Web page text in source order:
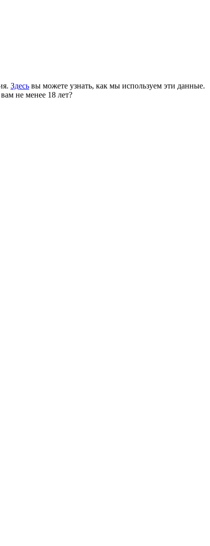
Здесь вы можете узнать, как мы используем эти данные.
не менее 18 лет?